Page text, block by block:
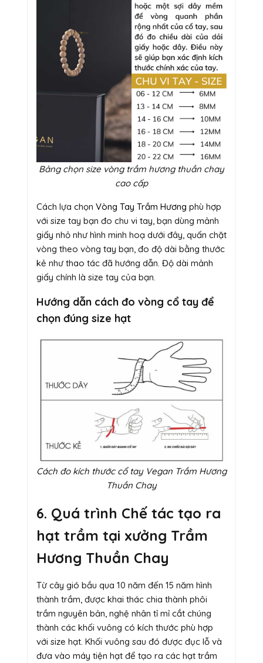
Bảng chọn size vòng trầm hương thuần chay
cao cấp
Cách lựa chọn Vòng Tay Trầm Hương phù hợp
với size tay bạn đo chu vi tay, bạn dùng mảnh
giấy nhỏ như hình minh hoạ dưới đây, quấn chặt
vòng theo vòng tay bạn, đo độ dài bằng thước
kẻ như thao tác đã hướng dẫn. Độ dài mảnh
giấy chính là size tay của bạn.
Hướng dẫn cách đo vòng cổ tay để
chọn đúng size hạt
Cách đo kích thước cổ tay Vegan Trầm Hương
Thuần Chay
6. Quá trình Chế tác tạo ra
hạt trầm tại xưởng Trầm
Hương Thuần Chay
Từ cây gió bầu qua 10 năm đến 15 năm hình
thành trầm, được khai thác chia thành phôi
trầm nguyên bản, nghệ nhân tỉ mỉ cắt chúng
thành các khối vuông có kích thước phù hợp
với size hạt. Khối vuông sau đó được đục lỗ và
đưa vào máy tiện hạt để tạo ra các hạt trầm